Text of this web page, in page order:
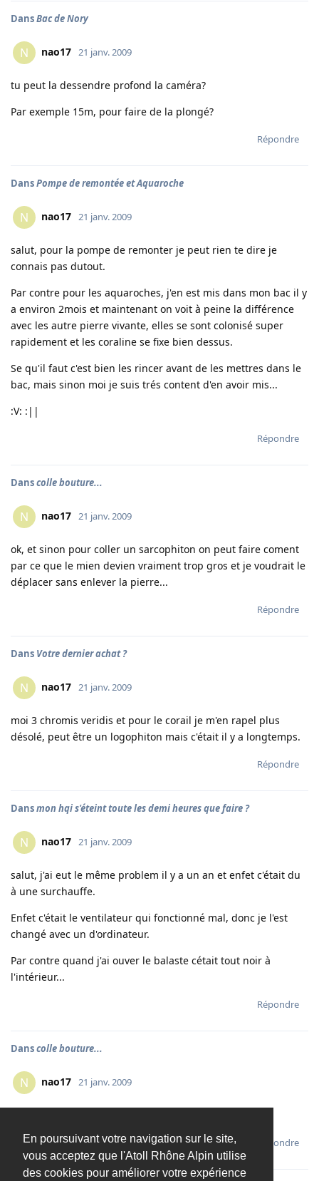
En poursuivant votre navigation sur le site,
vous acceptez que l'Atoll Rhône Alpin utilise
des cookies pour améliorer votre expérience
DansBac de Nory
N nao17 21 janv. 2009
tu peut la dessendre profond la caméra?
Par exemple 15m, pour faire de la plongé?
Répondre
DansPompe de remontée et Aquaroche
N nao17 21 janv. 2009
salut, pour la pompe de remonter je peut rien te dire je
connais pas dutout.
Par contre pour les aquaroches, j'en est mis dans mon bac il y
a environ 2mois et maintenant on voit à peine la différence
avec les autre pierre vivante, elles se sont colonisé super
rapidement et les coraline se fixe bien dessus.
Se qu'il faut c'est bien les rincer avant de les mettres dans le
bac, mais sinon moi je suis trés content d'en avoir mis...
:V: :||
Répondre
Danscolle bouture...
N nao17 21 janv. 2009
ok, et sinon pour coller un sarcophiton on peut faire coment
par ce que le mien devien vraiment trop gros et je voudrait le
déplacer sans enlever la pierre...
Répondre
Dans Votre dernier achat ?
N nao17 21 janv. 2009
moi 3 chromis veridis et pour le corail je m'en rapel plus
désolé, peut être un logophiton mais c'était il y a longtemps.
Répondre
Dansmon hqi s'éteint toute les demi heures que faire ?
N nao17 21 janv. 2009
salut, j'ai eut le même problem il y a un an et enfet c'était du
à une surchauffe.
Enfet c'était le ventilateur qui fonctionné mal, donc je l'est
changé avec un d'ordinateur.
Par contre quand j'ai ouver le balaste cétait tout noir à
l'intérieur...
Répondre
Danscolle bouture...
N nao17 21 janv. 2009
Répondre